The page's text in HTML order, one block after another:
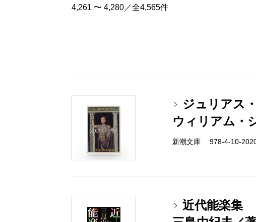
4,261 〜 4,280／全4,565件
ジュリアス
ウィリアム・
新潮文庫 978-4-10-
近代能楽集